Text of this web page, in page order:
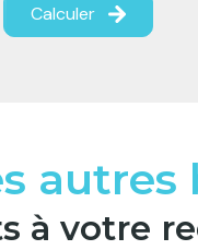
Calculer
autres
à votre